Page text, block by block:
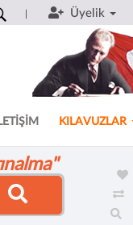
Üyelik
İLETİŞİM KILAVUZLAR